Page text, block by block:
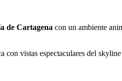
de Cartagena con un ambiente
vistas espectaculares del